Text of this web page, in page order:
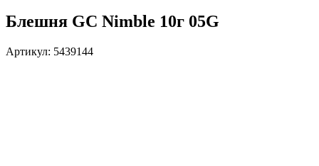
Блешня GC Nimble 10г 05G
Артикул: 5439144